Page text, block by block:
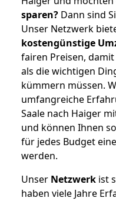
sparen? Dann sind
Unser Netzwerk
kostengünstige
fairen Preisen,
als die wichtigen
kümmern müssen.
umfangreiche
Saale nach Haiger
und können Ihnen
für jedes Budget
werden.
Unser Netzwerk ist
haben viele Jahre